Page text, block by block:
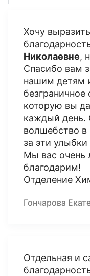
Хочу
Николаевне,
Спасибо вам
нашим детям
которую вы
каждый день.
волшебство в
за эти
Мы вас очень
благодарим!
Отделение
Гончарова
Отдельная и